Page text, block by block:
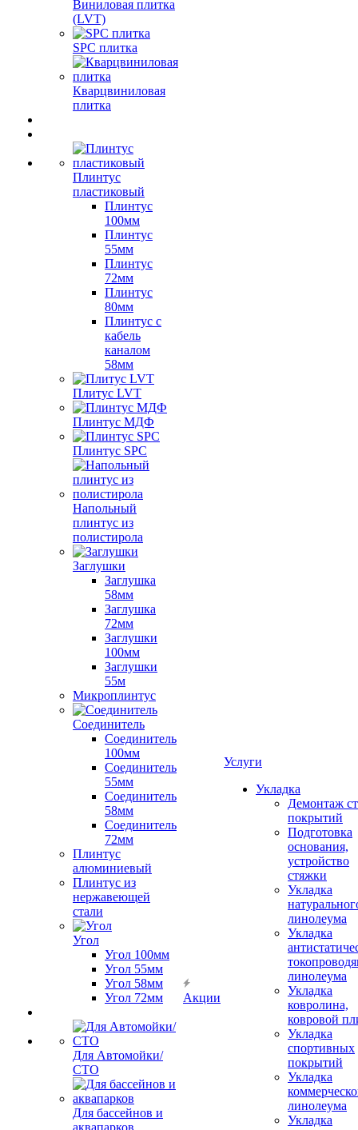
Виниловая плитка
(LVT)
SPC плитка
Кварцвиниловая
плитка
Плинтус
пластиковый
Плинтус
100мм
Плинтус
55мм
Плинтус
72мм
Плинтус
80мм
Плинтус с
кабель
каналом
58мм
Плитус LVT
Плинтус МДФ
Плинтус SPC
Напольный
плинтус из
полистирола
Заглушки
Заглушка
58мм
Заглушка
72мм
Заглушки
100мм
Заглушки
55м
Микроплинтус
Соединитель
Соединитель
100мм
Соединитель
55мм
Соединитель
58мм
Соединитель
72мм
Плинтус
алюминиевый
Плинтус из
нержавеющей
стали
Угол
Угол 100мм
Угол 55мм
Угол 58мм
Угол 72мм
Для Автомойки/
СТО
Для бассейнов и
аквапарков
Акции
Услуги
Укладка
Демонтаж
покрытий
Подготовка
основания,
устройство
стяжки
Укладка
линолеума
Укладка
линолеума
Укладка
ковролина,
ковровой
Укладка
спортивных
покрытий
Укладка
линолеума
Укладка